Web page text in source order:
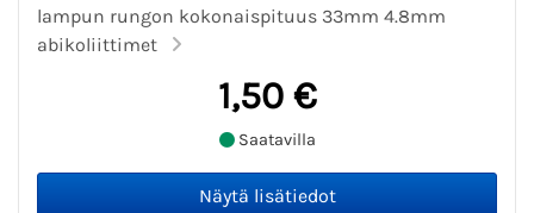
lampun rungon kokonaispituus 33mm 4.8mm
abikoliittimet
1,50 €
Saatavilla